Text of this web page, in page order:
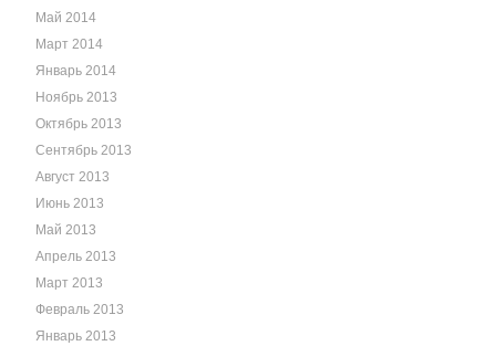
Май 2014
Март 2014
Январь 2014
Ноябрь 2013
Октябрь 2013
Сентябрь 2013
Август 2013
Июнь 2013
Май 2013
Апрель 2013
Март 2013
Февраль 2013
Январь 2013